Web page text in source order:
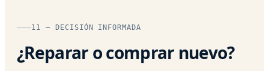
11 — DECISIÓN INFORMADA
¿Reparar o comprar nuevo?